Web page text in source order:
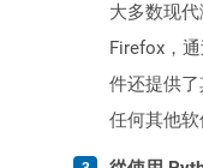
大多数现
Firefox，
件还提供
任何其他软